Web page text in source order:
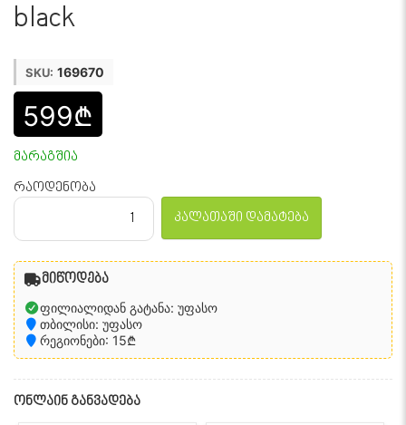
black
SKU: 169670
599₾
მარაგშია
რაოდენობა
კალათაში დამატება
მიწოდება
ფილიალიდან გატანა: უფასო
თბილისი: უფასო
რეგიონები: 15₾
ონლაინ განვადება